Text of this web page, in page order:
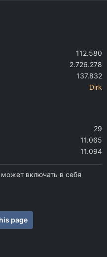
112.580
2.726.278
137.832
Dirk
29
11.065
11.094
включать в себя
page